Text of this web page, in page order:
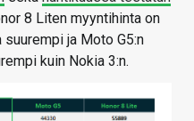
8 Liten myyntihinta on
ja Moto G5:n
kuin Nokia 3:n.